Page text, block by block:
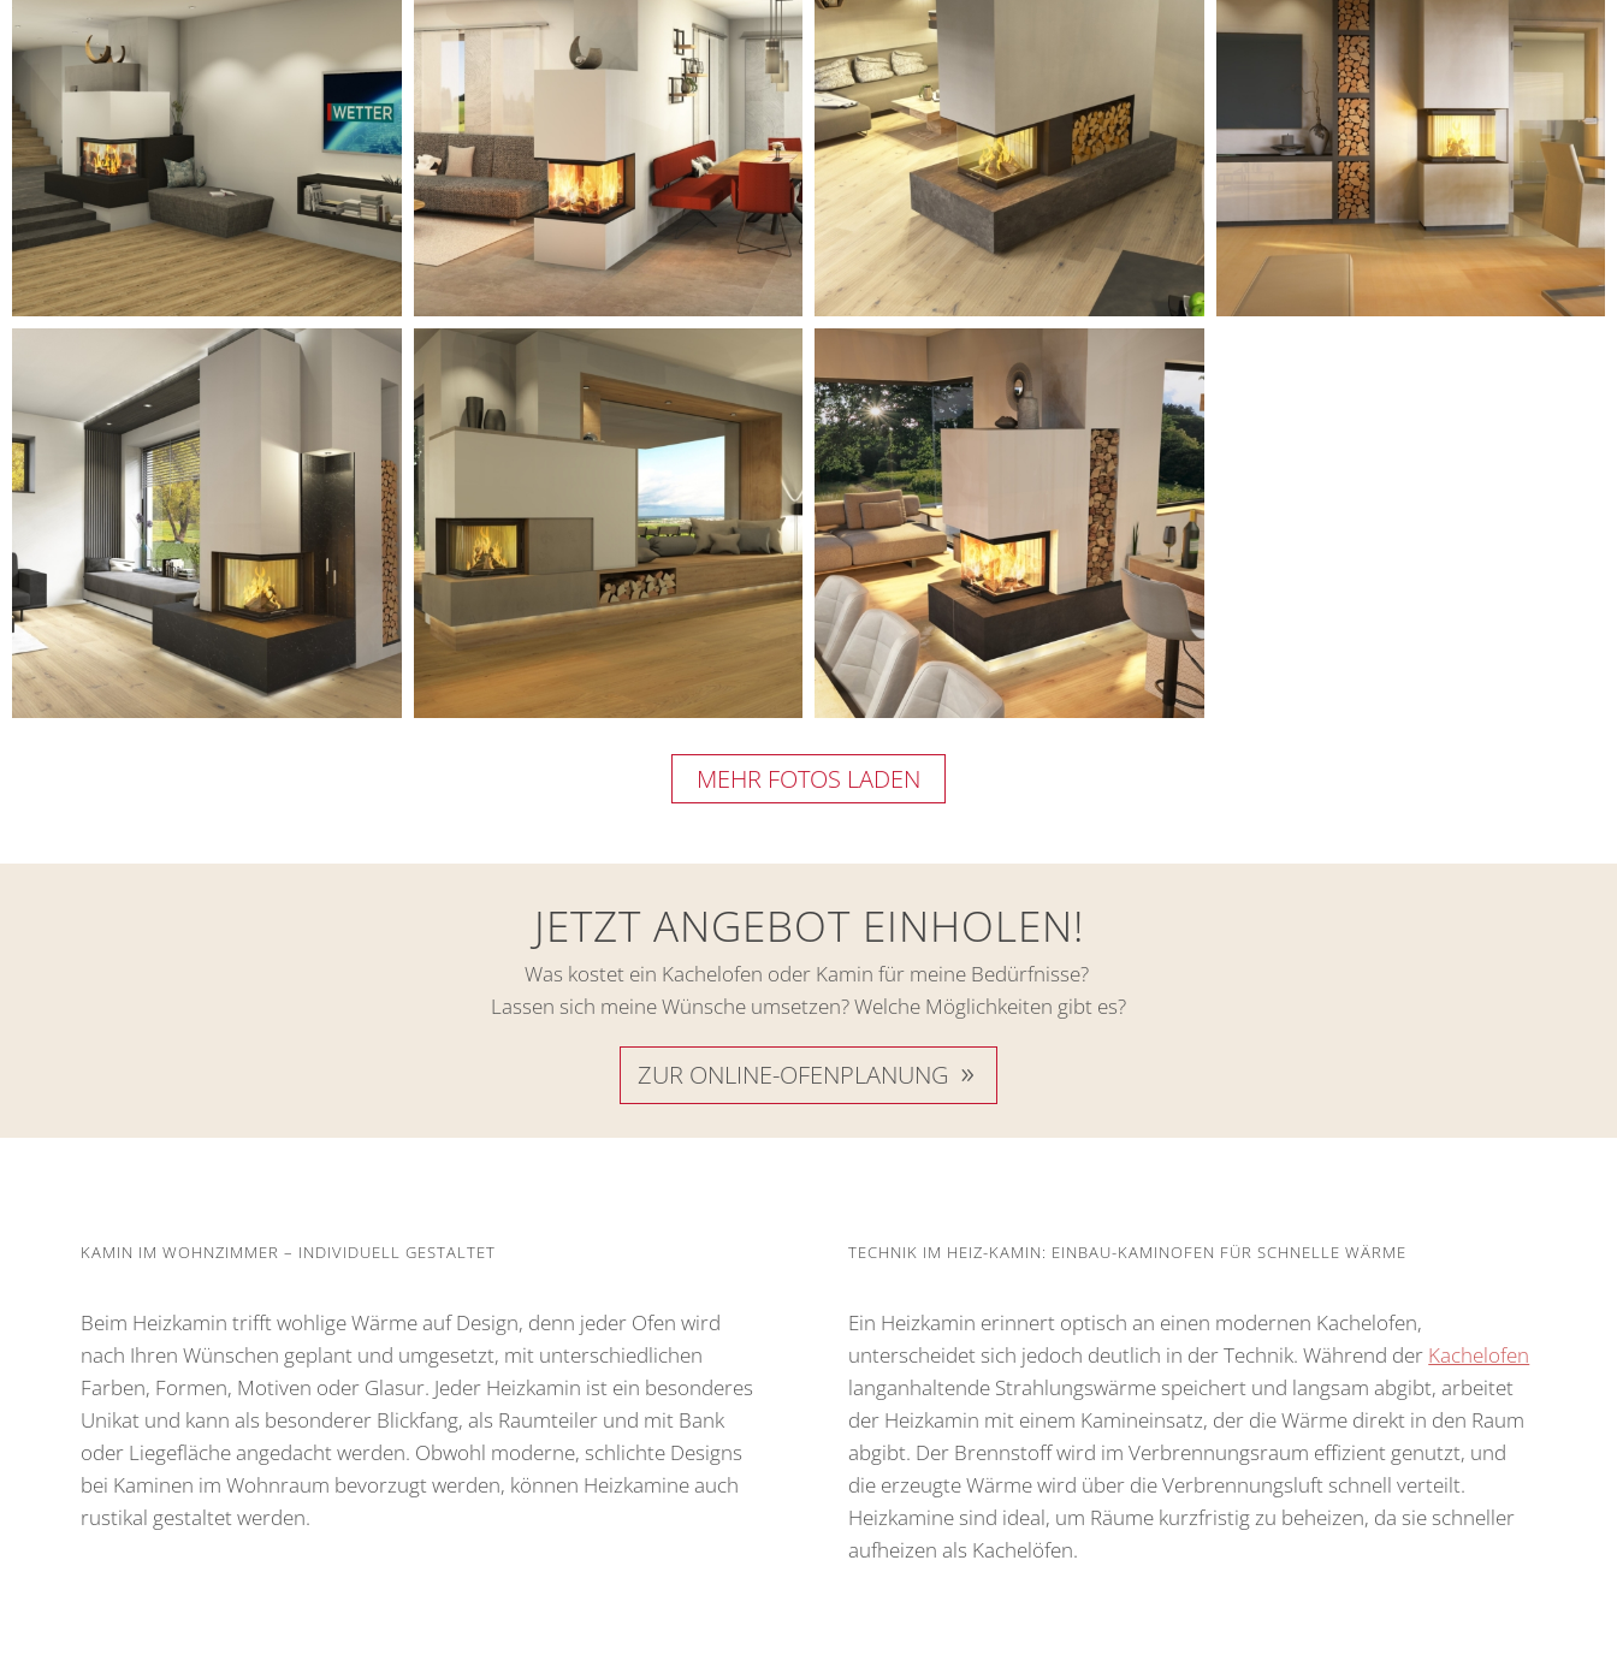
MEHR FOTOS LADEN
JETZT ANGEBOT EINHOLEN!
Was kostet ein Kachelofen oder Kamin für meine Bedürfnisse?
Lassen sich meine Wünsche umsetzen? Welche Möglichkeiten gibt es?
ZUR ONLINE-OFENPLANUNG
KAMIN IM WOHNZIMMER – INDIVIDUELL GESTALTET
Beim Heizkamin trifft wohlige Wärme auf Design, denn jeder Ofen wird
nach Ihren Wünschen geplant und umgesetzt, mit unterschiedlichen
Farben, Formen, Motiven oder Glasur. Jeder Heizkamin ist ein besonderes
Unikat und kann als besonderer Blickfang, als Raumteiler und mit Bank
oder Liegefläche angedacht werden. Obwohl moderne, schlichte Designs
bei Kaminen im Wohnraum bevorzugt werden, können Heizkamine auch
rustikal gestaltet werden.
TECHNIK IM HEIZ-KAMIN: EINBAU-KAMINOFEN FÜR SCHNELLE WÄRME
Ein Heizkamin erinnert optisch an einen modernen Kachelofen,
unterscheidet sich jedoch deutlich in der Technik. Während der Kachelofen
langanhaltende Strahlungswärme speichert und langsam abgibt, arbeitet
der Heizkamin mit einem Kamineinsatz, der die Wärme direkt in den Raum
abgibt. Der Brennstoff wird im Verbrennungsraum effizient genutzt, und
die erzeugte Wärme wird über die Verbrennungsluft schnell verteilt.
Heizkamine sind ideal, um Räume kurzfristig zu beheizen, da sie schneller
aufheizen als Kachelöfen.